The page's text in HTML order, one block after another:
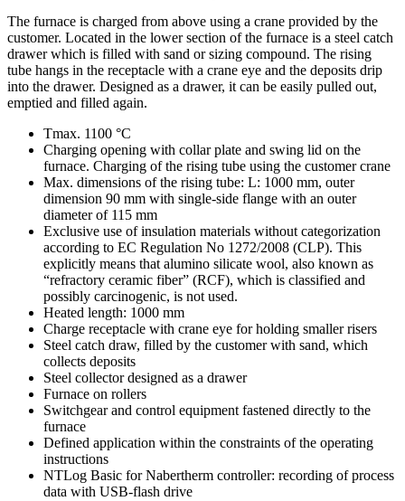
The furnace is charged from above using a crane provided by the
customer. Located in the lower section of the furnace is a steel catch
drawer which is filled with sand or sizing compound. The rising
tube hangs in the receptacle with a crane eye and the deposits drip
into the drawer. Designed as a drawer, it can be easily pulled out,
emptied and filled again.
Tmax. 1100 °C
Charging opening with collar plate and swing lid on the
furnace. Charging of the rising tube using the customer crane
Max. dimensions of the rising tube: L: 1000 mm, outer
dimension 90 mm with single-side flange with an outer
diameter of 115 mm
Exclusive use of insulation materials without categorization
according to EC Regulation No 1272/2008 (CLP). This
explicitly means that alumino silicate wool, also known as
“refractory ceramic fiber” (RCF), which is classified and
possibly carcinogenic, is not used.
Heated length: 1000 mm
Charge receptacle with crane eye for holding smaller risers
Steel catch draw, filled by the customer with sand, which
collects deposits
Steel collector designed as a drawer
Furnace on rollers
Switchgear and control equipment fastened directly to the
furnace
Defined application within the constraints of the operating
instructions
NTLog Basic for Nabertherm controller: recording of process
data with USB-flash drive